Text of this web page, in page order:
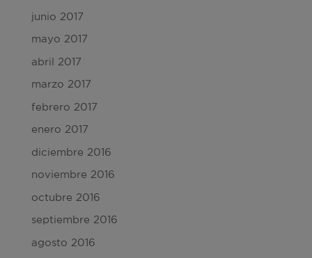
junio 2017
mayo 2017
abril 2017
marzo 2017
febrero 2017
enero 2017
diciembre 2016
noviembre 2016
octubre 2016
septiembre 2016
agosto 2016